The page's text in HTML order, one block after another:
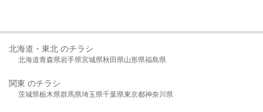
北海道・東北 のチラシ
北海道青森県岩手県宮城県秋田県山形県福島県
関東 のチラシ
茨城県栃木県群馬県埼玉県千葉県東京都神奈川県